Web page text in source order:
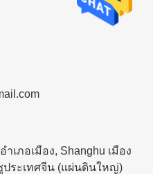
ำเภอเมือง, Shanghu เมือง
ประเทศจีน (แผ่นดินใหญ่)